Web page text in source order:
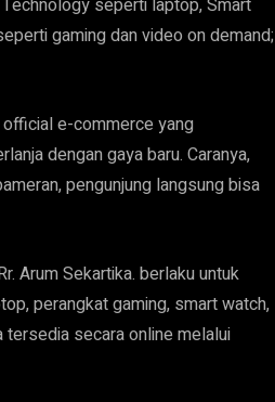
seperti laptop, Smart
gaming dan video on demand;
official e-commerce yang
dengan gaya baru. Caranya,
pengunjung langsung bisa
Arum Sekartika. berlaku untuk
perangkat gaming, smart watch,
tersedia secara online melalui